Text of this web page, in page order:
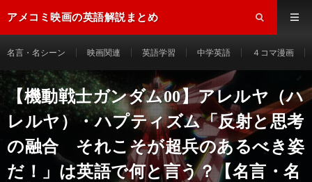
アメコミ映画の英語解説まとめ
名言・名シーン 映画関連 英語学習 中学英語 ４コマ漫画
【機動戦士ガンダム00】アレルヤ（ハ
レルヤ）・ハプティズム「反射と思考
の融合 それこそが超兵のあるべき姿
だ！」は英語で何と言う？【名言・名